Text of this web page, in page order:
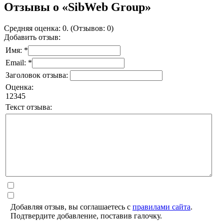
Отзывы о «SibWeb Group»
Средняя оценка: 0. (Отзывов: 0)
Добавить отзыв:
Имя: *
Email: *
Заголовок отзыва:
Оценка:
1 2345
Текст отзыва:
Добавляя отзыв, вы соглашаетесь с правилами сайта.
Подтвердите добавление, поставив галочку.